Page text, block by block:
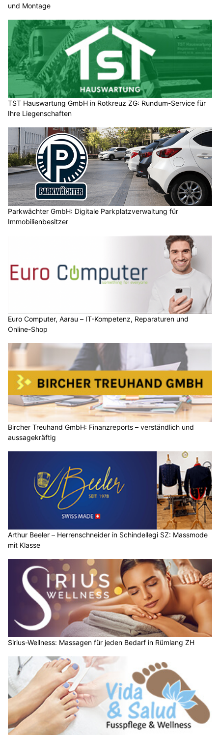
und Montage
TST Hauswartung GmbH in Rotkreuz ZG: Rundum-Service für
Ihre Liegenschaften
Parkwächter GmbH: Digitale Parkplatzverwaltung für
Immobilienbesitzer
Euro Computer, Aarau – IT-Kompetenz, Reparaturen und
Online-Shop
Bircher Treuhand GmbH: Finanzreports – verständlich und
aussagekräftig
Arthur Beeler – Herrenschneider in Schindellegi SZ: Massmode
mit Klasse
Sirius-Wellness: Massagen für jeden Bedarf in Rümlang ZH